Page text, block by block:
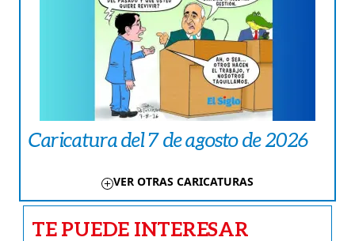
Caricatura del 7 de agosto de 2026
VER OTRAS CARICATURAS
TE PUEDE INTERESAR